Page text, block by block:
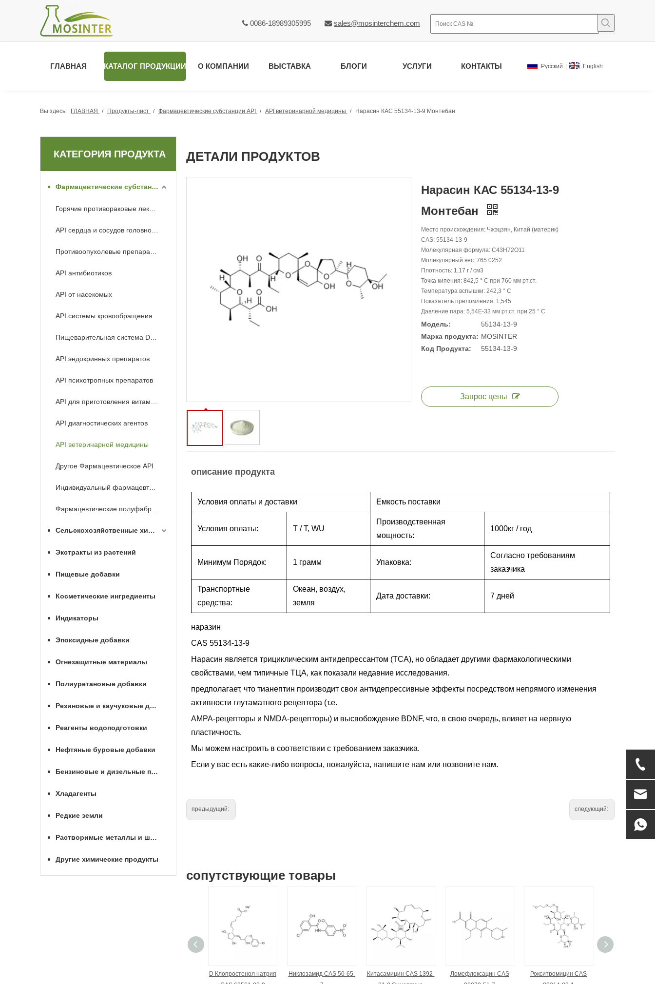
 0086-18989305995  sales@mosinterchem.com
ГЛАВНАЯ КАТАЛОГ ПРОДУКЦИИ О КОМПАНИИ ВЫСТАВКА БЛОГИ УСЛУГИ КОНТАКТЫ Pусский English
Вы здесь: ГЛАВНАЯ / Продукты-лист / Фармацевтические субстанции API / API ветеринарной медицины / Нарасин КАС 55134-13-9 Монтебан
КАТЕГОРИЯ ПРОДУКТА
Фармацевтические субстанции API
API антибиотиков
API от насекомых
API системы кровообращения
API эндокринных препаратов
API психотропных препаратов
API диагностических агентов
API ветеринарной медицины
Другое Фармацевтическое API
Индивидуальный фармацевтический API
Сельскохозяйственные химикаты
Экстракты из растений
Пищевые добавки
Косметические ингредиенты
Индикаторы
Эпоксидные добавки
Огнезащитные материалы
Полиуретановые добавки
Резиновые и каучуковые добавки
Реагенты водоподготовки
Нефтяные буровые добавки
Бензиновые и дизельные присадки
Хладагенты
Редкие земли
Растворимые металлы и шары для МГРП
Другие химические продукты
ДЕТАЛИ ПРОДУКТОВ
Нарасин КАС 55134-13-9
Монтебан
Место происхождения: Чжэцзян, Китай (материк)
CAS: 55134-13-9
Молекулярная формула: C43H72O11
Молекулярный вес: 765.0252
Плотность: 1,17 г / см3
Точка кипения: 842,5 ° C при 760 мм рт.ст.
Температура вспышки: 242,3 ° C
Показатель преломления: 1,545
Давление пара: 5,54E-33 мм рт.ст. при 25 ° C
Модель:
55134-13-9
Марка продукта: MOSINTER
Код Продукта:
55134-13-9
Запрос цены
описание продукта
Условия оплаты и доставки Емкость поставки
Условия оплаты: T / T, WU
Производственная
мощность:
1000кг / год
Минимум Порядок: 1 грамм Упаковка:
Согласно требованиям
заказчика
Транспортные
средства:
Океан, воздух,
земля
Дата доставки: 7 дней
наразин
CAS 55134-13-9
Нарасин является трициклическим антидепрессантом (ТСА), но обладает другими фармакологическими
свойствами, чем типичные ТЦА, как показали недавние исследования.
предполагает, что тианептин производит свои антидепрессивные эффекты посредством непрямого изменения
активности глутаматного рецептора (т.е.
AMPA-рецепторы и NMDA-рецепторы) и высвобождение BDNF, что, в свою очередь, влияет на нервную
пластичность.
Мы можем настроить в соответствии с требованием заказчика.
Если у вас есть какие-либо вопросы, пожалуйста, напишите нам или позвоните нам.
предыдущий: следующий:
сопутствующие товары
D Клопростенол натрия
Никлозамид CAS 50-65-
Китасамицин CAS 1392-
Ломефлоксацин CAS
Рокситромицин CAS